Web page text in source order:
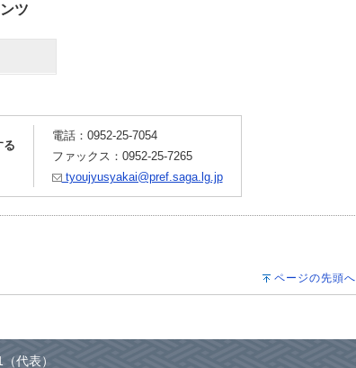
ツ
る
電話：0952-25-7054
ファックス：0952-25-7265
tyoujyusyakai@pref.saga.lg.jp
ページの先頭へ
（代表）